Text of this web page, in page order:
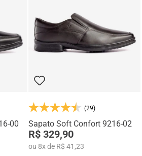
de elevação interna,
mais confiança, postura e estilo em
00
(29)
Sapato Soft Confort 9216-02
R$ 329,90
ou 8xde R$ 41,23